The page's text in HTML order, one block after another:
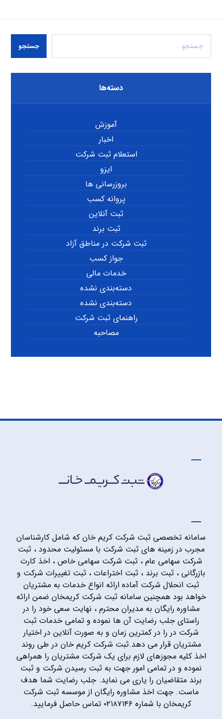
جستجو
دسته‌ها
آموزش
اخبار
استعلام ثبت شرکت
ایزو
بروزرسانی ها
پروانه کسب
ثبت آنلاین
ثبت برند
ثبت شرکت در مناطق آزاد
جواز کسب
خدمات مالی
دسته‌بندی نشده
دسته‌بندی نشده
راهنمای ثبت شرکت
مصاحبه
سامانه تخصصی ثبت شرکت کریم خان که شامل کارشناسان
مجرب در زمینه های ثبت شرکت با مسئولیت محدود ، ثبت
شرکت سهامی عام ، ثبت شرکت سهامی خاص ، اخذ کارت
بازرگانی ، ثبت برند ، ثبت اختراعات ، ثبت تغییرات شرکت و
ثبت انحلال شرکت آماده ارائه انواع خدمات به مشتریان
خواهد بود همچنین سامانه ثبت شرکت کریمخان ضمن ارائه
مشاوره رایگان به مدیران محترم ، نهایت سعی خود را در
راستای جلب رضایت آن ها نموده و تمامی خدمات ثبت
شرکت در را در کمترین زمان و به صورت آنلاین در اختیار
مشتریان قرار می دهد.ثبت شرکت کریم خان در طی روند
اخذ کلیه مجوزهای لازم برای یک شرکت مشتریان را همراهی
نموده و در تمامی امور جهت به ثبت رسیدن شرکت و ثبت
برند متقاضیان را یاری می نماید. جلب رضایت شما هدف
ماست. جهت اخذ مشاوره رایگان از موسسه ثبت شرکت
کریمخان با شماره ۰۲۱۸۷۱۴۶ تماس حاصل فرمایید.